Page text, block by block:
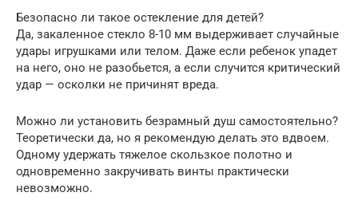
Безопасно ли такое остекление для детей?
Да, закаленное стекло 8-10 мм выдерживает случайные
удары игрушками или телом. Даже если ребенок упадет
на него, оно не разобьется, а если случится критический
удар — осколки не причинят вреда.
Можно ли установить безрамный душ самостоятельно?
Теоретически да, но я рекомендую делать это вдвоем.
Одному удержать тяжелое скользкое полотно и
одновременно закручивать винты практически
невозможно.